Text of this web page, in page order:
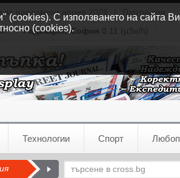
за парламент април 2026
Партньори
Радиация:София 0.11 (µSv/h)
Технологии Спорт
(cookies). С използването на сайта
(cookies).